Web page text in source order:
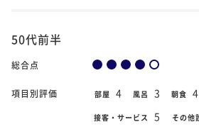
50代前半
総合点
項目別評価 部屋 4 風呂 3 朝食 4
接客・サービス 5 その他